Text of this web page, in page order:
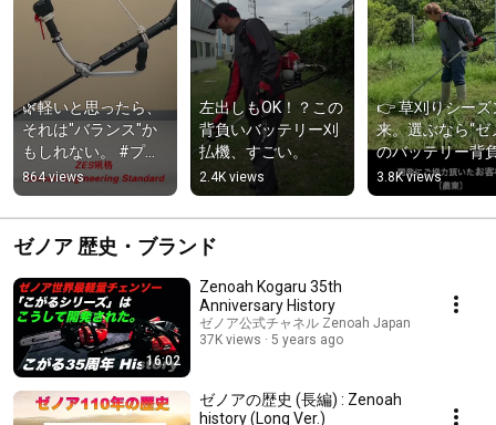
🌿軽いと思ったら、
それは"バランス"か
もしれない。 #プロ
仕様 #農業 #ゼノア
#BCi260 #バッテリ
ー刈払機 #草刈り #
刈払機 #農業 #造園
864 views
左出しもOK！？この
背負いバッテリー刈
払機、すごい。
2.4K views
👉 草刈りシーズ
来。選ぶなら“ゼ
のバッテリー背
刈払機”
3.8K views
ゼノア 歴史・ブランド
16:02
Zenoah Kogaru 35th
Anniversary History
ゼノア公式チャネル Zenoah Japan
37K views
5 years ago
ゼノアの歴史 (長編) : Zenoah
history (Long Ver.)